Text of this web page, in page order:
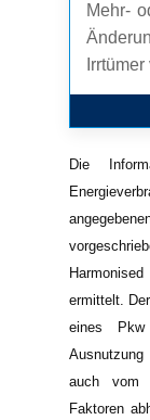
Mehr-
Die
ermittelt.
eines
auch vom
Faktoren